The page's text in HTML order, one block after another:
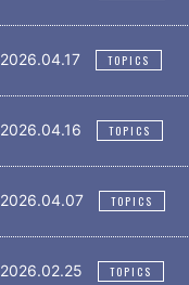
2026.04.17 TOPICS
2026.04.16 TOPICS
2026.04.07 TOPICS
2026.02.25 TOPICS